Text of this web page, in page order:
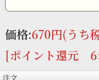
価格:670円(うち
[ポイント還元 6
注文